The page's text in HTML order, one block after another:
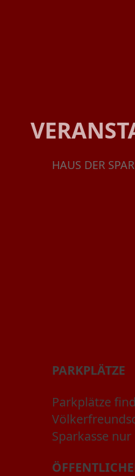
HAUS DER
PARKPLÄTZE
Parkplätze
Sparkasse